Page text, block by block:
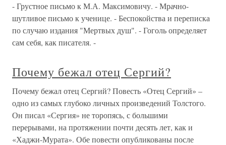
- Грустное письмо к М.А. Максимовичу. - Мрачно-
шутливое письмо к ученице. - Беспокойства и переписка
по случаю издания "Мертвых душ". - Гоголь определяет
сам себя, как писателя. -
Почему бежал отец Сергий?
Почему бежал отец Сергий? Повесть «Отец Сергий» –
одно из самых глубоко личных произведений Толстого.
Он писал «Сергия» не торопясь, с большими
перерывами, на протяжении почти десять лет, как и
«Хаджи-Мурата». Обе повести опубликованы после